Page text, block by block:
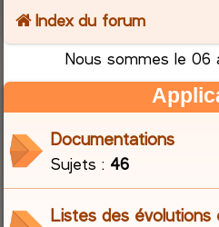
Index du forum
Nous sommes le 06
Documentations
Sujets : 46
Listes des